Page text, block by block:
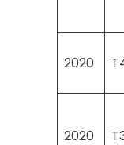
2020
2020